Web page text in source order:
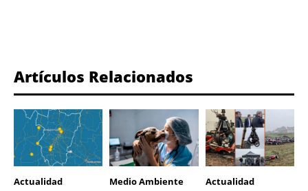
Artículos Relacionados
Actualidad Medio Ambiente Actualidad